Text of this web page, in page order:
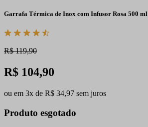
Garrafa Térmica de Inox com Infusor Rosa 500 ml
R$ 119,90
R$ 104,90
ou em 3x de R$ 34,97 sem juros
Produto esgotado